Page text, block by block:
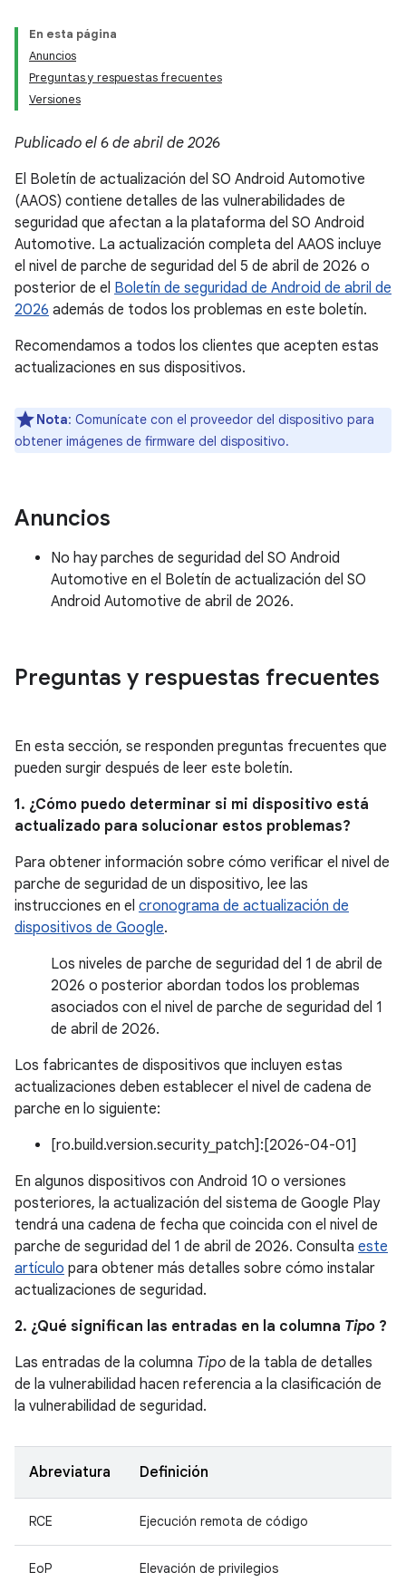
En esta página
Anuncios
Preguntas y respuestas frecuentes
Versiones
Publicado el 6 de abril de 2026
El Boletín de actualización del SO Android Automotive
(AAOS) contiene detalles de las vulnerabilidades de
seguridad que afectan a la plataforma del SO Android
Automotive. La actualización completa del AAOS incluye
el nivel de parche de seguridad del 5 de abril de 2026 o
posterior de el Boletín de seguridad de Android de abril de
2026 además de todos los problemas en este boletín.
Recomendamos a todos los clientes que acepten estas
actualizaciones en sus dispositivos.
Nota: Comunícate con el proveedor del dispositivo para
obtener imágenes de firmware del dispositivo.
Anuncios
No hay parches de seguridad del SO Android
Automotive en el Boletín de actualización del SO
Android Automotive de abril de 2026.
Preguntas y respuestas frecuentes
En esta sección, se responden preguntas frecuentes que
pueden surgir después de leer este boletín.
1. ¿Cómo puedo determinar si mi dispositivo está
actualizado para solucionar estos problemas?
Para obtener información sobre cómo verificar el nivel de
parche de seguridad de un dispositivo, lee las
instrucciones en el cronograma de actualización de
dispositivos de Google.
Los niveles de parche de seguridad del 1 de abril de
2026 o posterior abordan todos los problemas
asociados con el nivel de parche de seguridad del 1
de abril de 2026.
Los fabricantes de dispositivos que incluyen estas
actualizaciones deben establecer el nivel de cadena de
parche en lo siguiente:
[ro.build.version.security_patch]:[2026-04-01]
En algunos dispositivos con Android 10 o versiones
posteriores, la actualización del sistema de Google Play
tendrá una cadena de fecha que coincida con el nivel de
parche de seguridad del 1 de abril de 2026. Consulta este
artículo para obtener más detalles sobre cómo instalar
actualizaciones de seguridad.
2. ¿Qué significan las entradas en la columna Tipo ?
Las entradas de la columna Tipo de la tabla de detalles
de la vulnerabilidad hacen referencia a la clasificación de
la vulnerabilidad de seguridad.
Abreviatura Definición
RCE Ejecución remota de código
EoP Elevación de privilegios